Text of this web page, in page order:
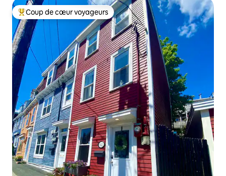
Coups de cœur voyageurs les plus appréciés
Coup de cœur voyageurs